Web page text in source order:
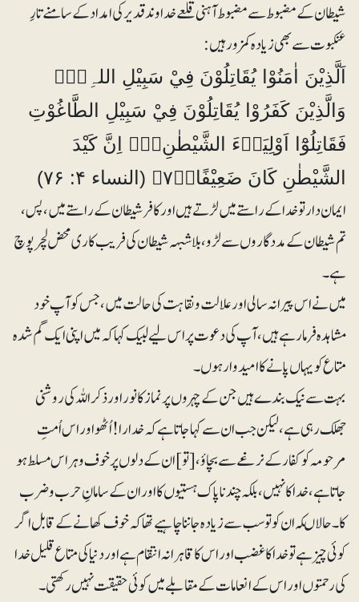
شیطان کے مضبوط سے مضبوط آہنی قلعے خداوند قدیر کی امداد کے سامنے تارِ
عنکبوت سے بھی زیادہ کمزور ہیں:
اَلَّذِيْنَ اٰمَنُوْا يُقَاتِلُوْنَ فِيْ سَبِيْلِ اللہِ۝۰ۚ
وَالَّذِيْنَ كَفَرُوْا يُقَاتِلُوْنَ فِيْ سَبِيْلِ الطَّاغُوْتِ
فَقَاتِلُوْٓا اَوْلِيَاۗءَ الشَّيْطٰنِ۝۰ۚ اِنَّ كَيْدَ
الشَّيْطٰنِ كَانَ ضَعِيْفًا۝۷۶ۧ (النساء ۴: ۷۶)
ایمان دار تو خدا کے راستے میں لڑتے ہیں اور کافر شیطان کے راستے میں، پس،
تم شیطان کے مددگاروں سے لڑو، بلاشبہہ شیطان کی فریب کاری محض لچر پوچ
ہے۔
‎میں نے اس پیرانہ سالی اور علالت و نقاہت کی حالت میں، جس کو آپ خود
مشاہدہ فرمارہے ہیں، آپ کی دعوت پر اس لیے لبیک کہا کہ میں اپنی ایک گم شدہ
متاع کو یہاں پانے کا امیدوار ہوں۔
‎بہت سے نیک بندے ہیں جن کے چہروں پر نماز کا نور اور ذکر اللہ کی روشنی
جھلک رہی ہے، لیکن جب ان سے کہا جاتا ہے کہ خدارا! اُٹھو اور اس اُمتِ
مرحومہ کو کفار کے نرغے سے بچاؤ، [تو] ان کے دلوں پر خوف و ہراس مسلط ہو
جاتا ہے، خدا کا نہیں، بلکہ چند ناپاک ہستیوں کا اور ان کے سامانِ حرب و ضرب
کا۔ حالاںکہ ان کو تو سب سے زیادہ جاننا چاہیے تھا کہ خوف کھانے کے قابل اگر
کوئی چیز ہے تو خدا کا غضب اور اس کا قاہرانہ انتقام ہے اور دنیا کی متاع قلیل خدا
کی رحمتوں اور اس کے انعامات کے مقابلے میں کوئی حقیقت نہیں رکھتی۔